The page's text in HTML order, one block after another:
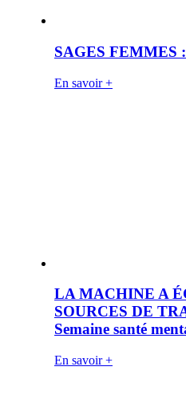
SAGES FEMMES
En savoir +
LA MACHINE A
SOURCES DE
Semaine santé
En savoir +